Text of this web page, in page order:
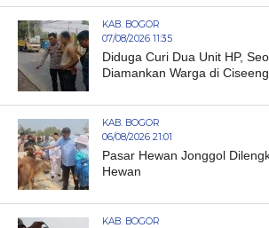
KAB. BOGOR
07/08/2026 11:35
Diduga Curi Dua Unit HP,
Diamankan Warga di Ciseeng
KAB. BOGOR
06/08/2026 21:01
Pasar Hewan Jonggol
Hewan
KAB. BOGOR